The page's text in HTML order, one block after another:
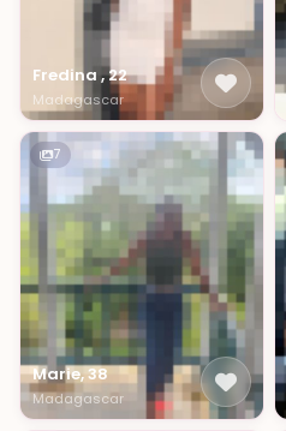
Fredina , 22
Madagascar
7
Marie, 38
Madagascar